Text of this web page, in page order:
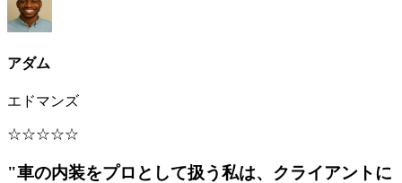
アダム
エドマンズ
☆☆☆☆☆
"車の内装をプロとして扱う私は、クライアントに